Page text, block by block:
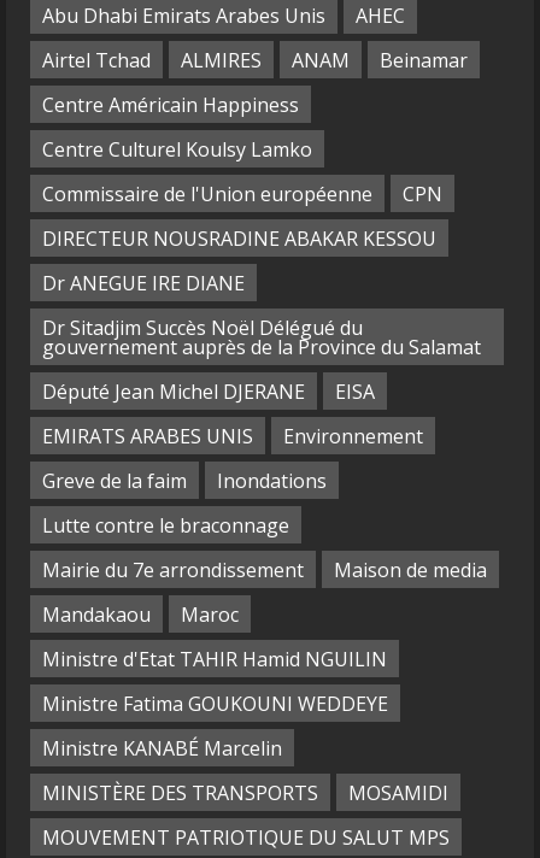
Abu Dhabi Emirats Arabes Unis
AHEC
Airtel Tchad
ALMIRES ANAM
Beinamar
Centre Américain Happiness
Centre Culturel Koulsy Lamko
Commissaire de l'Union européenne
CPN
DIRECTEUR NOUSRADINE ABAKAR KESSOU
Dr ANEGUE IRE DIANE
Dr Sitadjim Succès Noël Délégué du
gouvernement auprès de la Province du Salamat
Député Jean Michel DJERANE
EISA
EMIRATS ARABES UNIS
Environnement
Greve de la faim
Inondations
Lutte contre le braconnage
Mairie du 7e arrondissement
Maison de media
Mandakaou
Maroc
Ministre d'Etat TAHIR Hamid NGUILIN
Ministre Fatima GOUKOUNI WEDDEYE
Ministre KANABÉ Marcelin
MINISTÈRE DES TRANSPORTS
MOSAMIDI
MOUVEMENT PATRIOTIQUE DU SALUT MPS